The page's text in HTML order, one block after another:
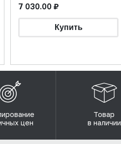
7 030.00 ₽
цен
Товар
в наличии